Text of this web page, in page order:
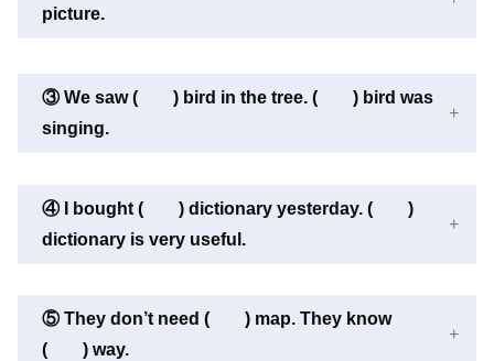
picture.
③ We saw ( ) bird in the tree. ( ) bird was
singing.
④ I bought ( ) dictionary yesterday. ( )
dictionary is very useful.
⑤ They don’t need ( ) map. They know
( ) way.